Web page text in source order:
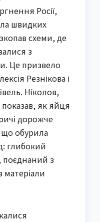
Росії,
швидких
схеми, де
з
Це призвело
Резнікова і
Ніколов,
як яйця
дорожче
що обурила
глибокий
поєднаний з
матеріали